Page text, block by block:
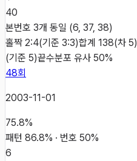
40
본번호 3개 동일 (6, 37, 38)
홀짝 2:4(기준 3:3)합계 138(차 5)
(기준 5)끝수분포 유사 50%
48회
2003-11-01
75.8%
패턴 86.8% · 번호 50%
6